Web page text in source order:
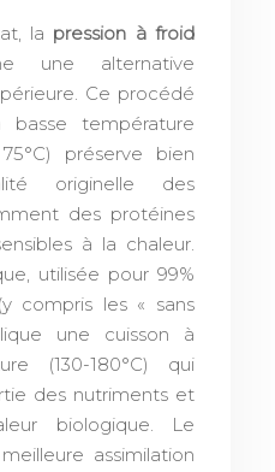
la pression à froid
une alternative
Ce procédé
température
préserve bien
originelle des
des protéines
à la chaleur.
utilisée pour 99%
compris les « sans
une cuisson à
(130-180°C) qui
des nutriments et
biologique. Le
assimilation